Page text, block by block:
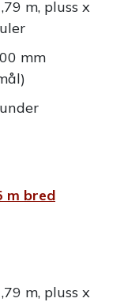
m, pluss x
mm
m bred
m, pluss x